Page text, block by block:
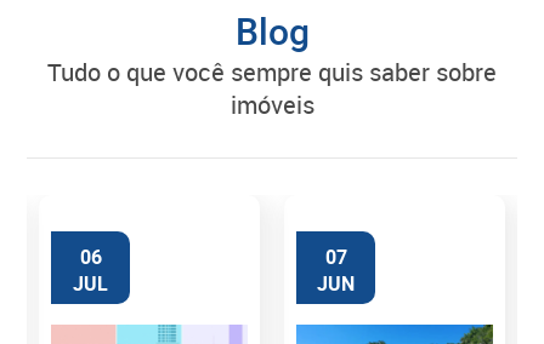
Blog
tudo o que você sempre quis saber sobre
imóveis
06
JUL
07
JUN